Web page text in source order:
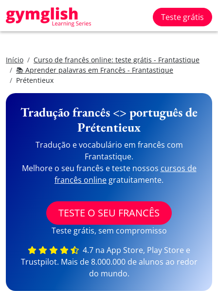
Teste grátis
Início
Curso de francês online: teste grátis - Frantastique
📚 Aprender palavras em Francês - Frantastique
Prétentieux
Tradução francês <> português de
Prétentieux
Tradução e vocabulário em francês com
Frantastique.
Melhore o seu francês e teste nossos cursos de
francês online gratuitamente.
TESTE O SEU FRANCÊS
Teste grátis, sem compromisso
4.7 na App Store, Play Store e
Trustpilot. Mais de 8.000.000 de alunos ao redor
do mundo.